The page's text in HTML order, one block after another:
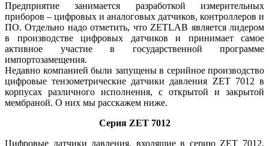
Предприятие занимается разработкой измерительных
приборов – цифровых и аналоговых датчиков, контроллеров и
ПО. Отдельно надо отметить, что ZETLAB является лидером
в производстве цифровых датчиков и принимает самое
активное участие в государственной программе
импортозамещения.
Недавно компанией были запущены в серийное производство
цифровые тензометрические датчики давления ZET 7012 в
корпусах различного исполнения, с открытой и закрытой
мембраной. О них мы расскажем ниже.
Серия ZET 7012
Цифровые датчики давления, входящие в серию ZET 7012,